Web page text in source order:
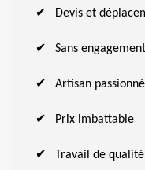
Devis et
Sans engagement
Artisan passionné
Prix imbattable
Travail de qualité